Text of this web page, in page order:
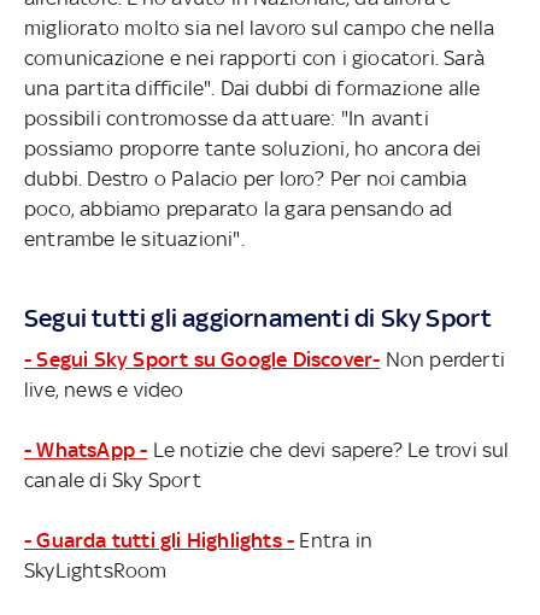
migliorato molto sia nel lavoro sul campo che nella
comunicazione e nei rapporti con i giocatori. Sarà
una partita difficile". Dai dubbi di formazione alle
possibili contromosse da attuare: "In avanti
possiamo proporre tante soluzioni, ho ancora dei
dubbi. Destro o Palacio per loro? Per noi cambia
poco, abbiamo preparato la gara pensando ad
entrambe le situazioni".
Segui tutti gli aggiornamenti di Sky Sport
- Segui Sky Sport su Google Discover- Non perderti
live, news e video
- WhatsApp - Le notizie che devi sapere? Le trovi sul
canale di Sky Sport
- Guarda tutti gli Highlights - Entra in
SkyLightsRoom